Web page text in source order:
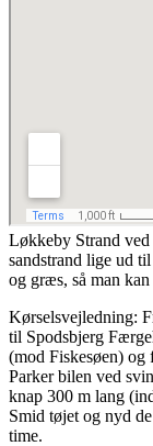
Løkkeby Strand
sandstrand lige ud
og græs, så man
Kørselsvejledning:
til Spodsbjerg
(mod Fiskesøen) og
Parker bilen ved
knap 300 m lang
Smid tøjet og nyd
time.